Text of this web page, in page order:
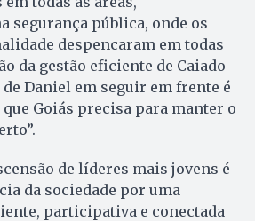
segurança pública, onde os
despencaram em todas
da gestão eficiente de Caiado
Daniel em seguir em frente é
Goiás precisa para manter o
de líderes mais jovens é
da sociedade por uma
participativa e conectada